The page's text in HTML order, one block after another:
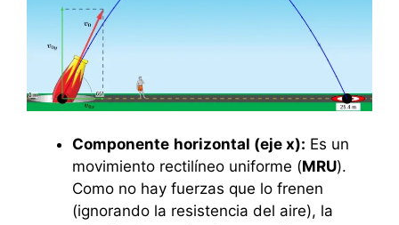
Componente horizontal (eje x): Es un
movimiento rectilíneo uniforme (MRU).
Como no hay fuerzas que lo frenen
(ignorando la resistencia del aire), la